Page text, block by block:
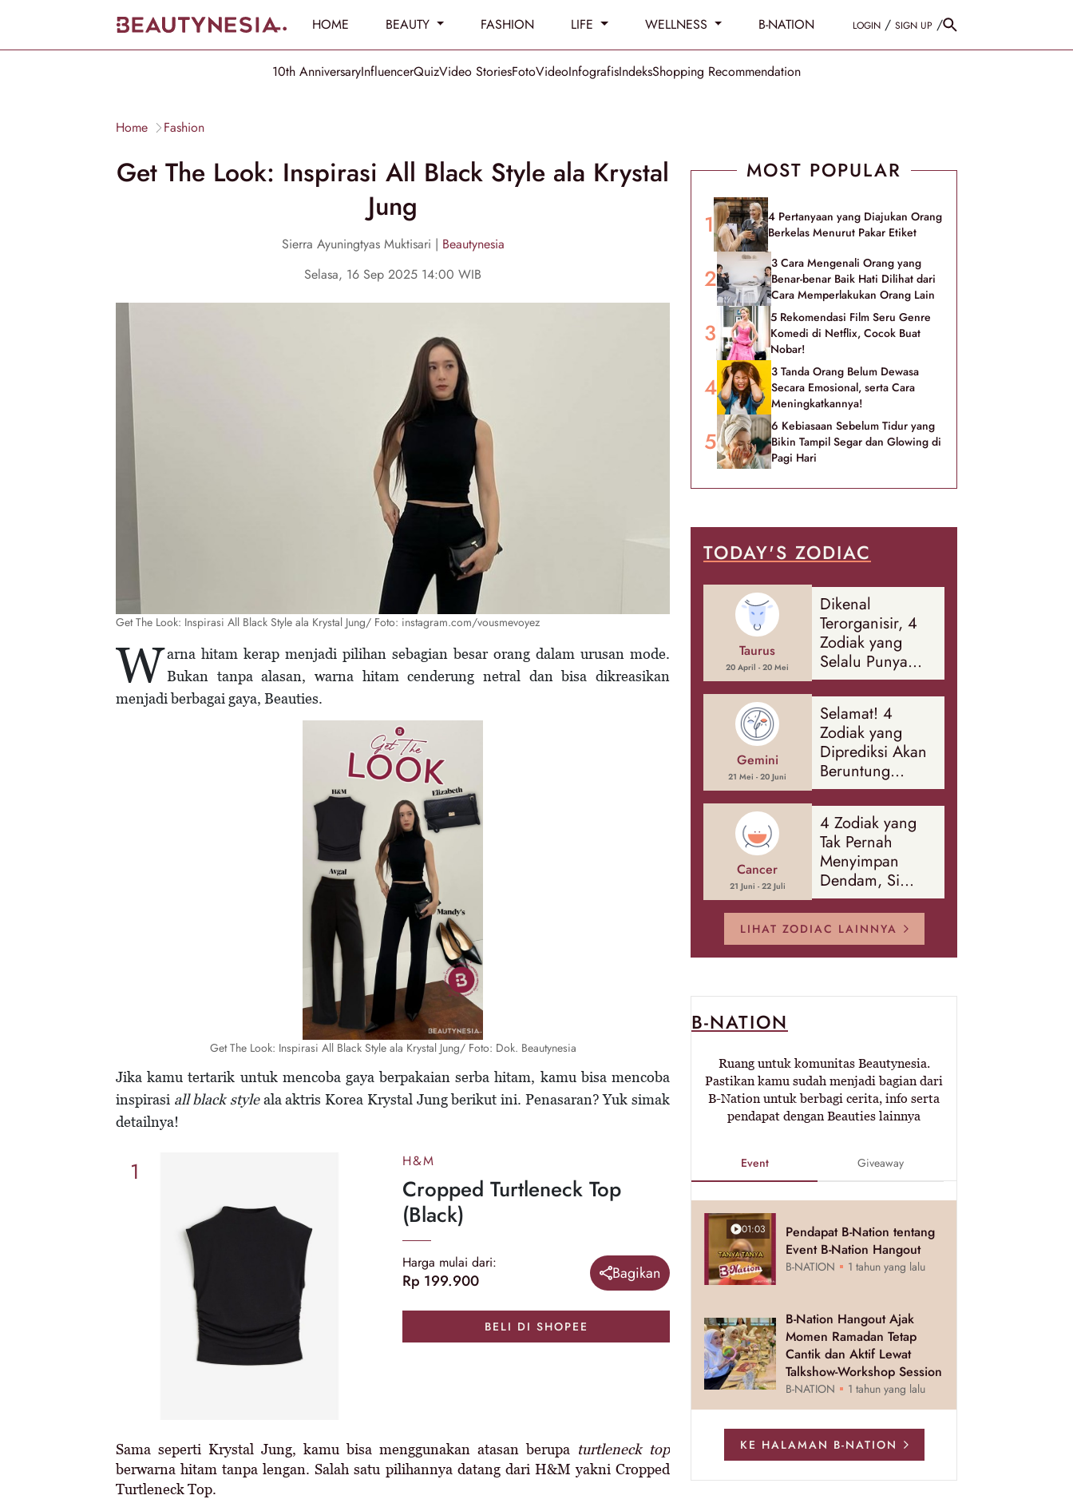
HOME BEAUTY FASHION LIFE WELLNESS B-NATION LOGIN / SIGN UP /
10th AnniversaryInfluencerQuizVideo StoriesFotoVideoInfografisIndeksShopping Recommendation
Home Fashion
Get The Look: Inspirasi All Black Style ala Krystal
Jung
Sierra Ayuningtyas Muktisari | Beautynesia
Selasa, 16 Sep 2025 14:00 WIB
Get The Look: Inspirasi All Black Style ala Krystal Jung/ Foto: instagram.com/vousmevoyez
Warna hitam kerap menjadi pilihan sebagian besar orang dalam urusan mode.
Bukan tanpa alasan, warna hitam cenderung netral dan bisa dikreasikan
menjadi berbagai gaya, Beauties.
Get The Look: Inspirasi All Black Style ala Krystal Jung/ Foto: Dok. Beautynesia
Jika kamu tertarik untuk mencoba gaya berpakaian serba hitam, kamu bisa mencoba
inspirasi all black styleala aktris Korea Krystal Jung berikut ini. Penasaran? Yuk simak
detailnya!
1 H&M
Cropped Turtleneck Top
(Black)
Harga mulai dari:
Rp 199.900 Bagikan
BELI DI SHOPEE
Sama seperti Krystal Jung, kamu bisa menggunakan atasan berupa turtleneck top
berwarna hitam tanpa lengan. Salah satu pilihannya datang dari H&M yakni Cropped
Turtleneck Top.
MOST POPULAR
4 Pertanyaan yang Diajukan Orang
Berkelas Menurut Pakar Etiket
3 Cara Mengenali Orang yang
Benar-benar Baik Hati Dilihat dari
Cara Memperlakukan Orang Lain
5 Rekomendasi Film Seru Genre
Komedi di Netflix, Cocok Buat
Nobar!
3 Tanda Orang Belum Dewasa
Secara Emosional, serta Cara
Meningkatkannya!
6 Kebiasaan Sebelum Tidur yang
Bikin Tampil Segar dan Glowing di
Pagi Hari
TODAY'S ZODIAC
Taurus
20 April - 20 Mei
Dikenal
Terorganisir, 4
Zodiak yang
Selalu Punya
Rencana
Cadangan Soal
Banyak Hal
Gemini
21 Mei - 20 Juni
Selamat! 4
Zodiak yang
Diprediksi Akan
Beruntung
Sepanjang
Agustus 2026
Cancer
21 Juni - 22 Juli
4 Zodiak yang
Tak Pernah
Menyimpan
Dendam, Si
Paling Mudah
Memaafkan!
LIHAT ZODIAC LAINNYA
B-NATION
Ruang untuk komunitas Beautynesia.
Pastikan kamu sudah menjadi bagian dari
B-Nation untuk berbagi cerita, info serta
pendapat dengan Beauties lainnya
Event Giveaway
01:03
Pendapat B-Nation tentang
Event B-Nation Hangout
B-NATION 1 tahun yang lalu
B-Nation Hangout Ajak
Momen Ramadan Tetap
Cantik dan Aktif Lewat
Talkshow-Workshop Session
B-NATION 1 tahun yang lalu
KE HALAMAN B-NATION